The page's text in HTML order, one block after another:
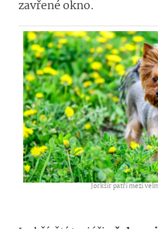
zavřené okno.
Jorkšír patří mezi